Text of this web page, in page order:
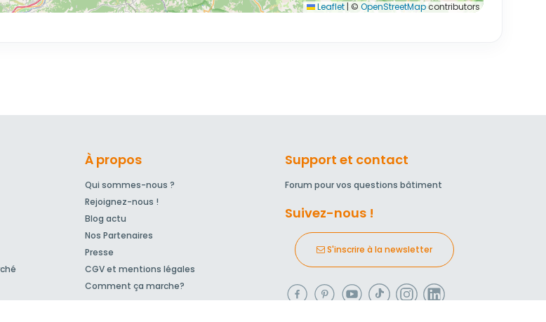
Leaflet | © OpenStreetMapcontributors
À propos
Qui sommes-nous ?
Rejoignez-nous !
Blog actu
Nos Partenaires
Presse
CGV et mentions légales
Comment ça marche?
Support et contact
Forum pour vos questions bâtiment
Suivez-nous !
S'inscrire à la newsletter